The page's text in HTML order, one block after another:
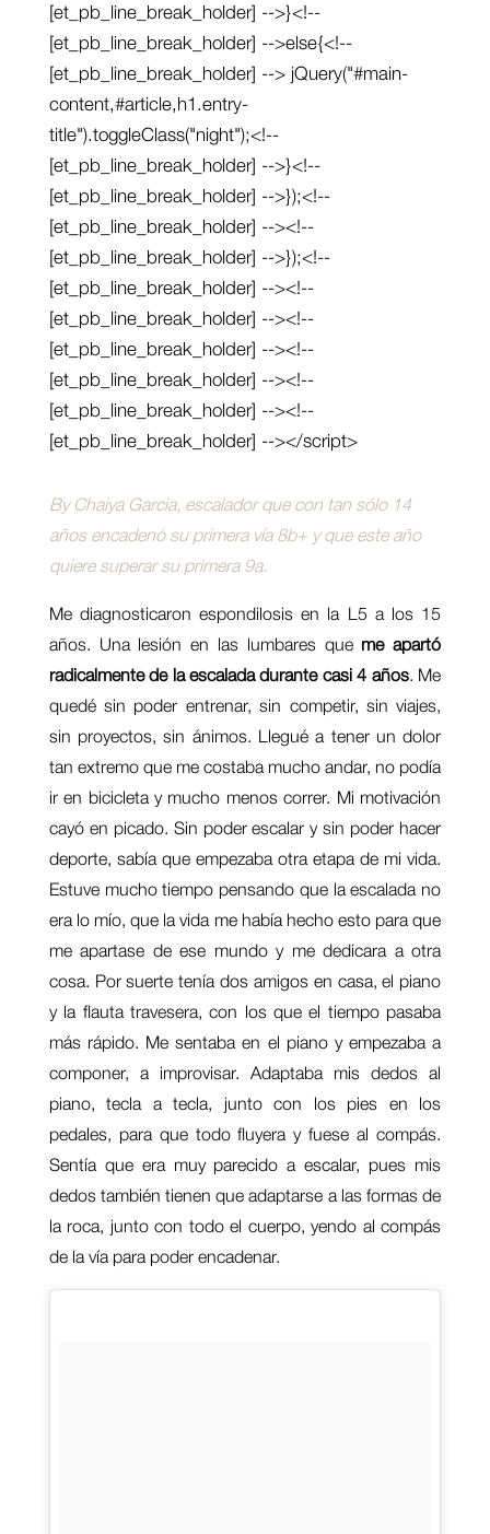
[et_pb_line_break_holder] -->}<!--
[et_pb_line_break_holder] -->else{<!--
[et_pb_line_break_holder] --> jQuery("#main-
content,#article,h1.entry-
title").toggleClass("night");<!--
[et_pb_line_break_holder] -->}<!--
[et_pb_line_break_holder] -->});<!--
[et_pb_line_break_holder] --><!--
[et_pb_line_break_holder] -->});<!--
[et_pb_line_break_holder] --><!--
[et_pb_line_break_holder] --><!--
[et_pb_line_break_holder] --><!--
[et_pb_line_break_holder] --><!--
[et_pb_line_break_holder] --><!--
[et_pb_line_break_holder] --></script>
By Chaiya Garcia, escalador que con tan sólo 14
años encadenó su primera vía 8b+ y que este año
quiere superar su primera 9a.
Me diagnosticaron espondilosis en la L5 a los 15
años. Una lesión en las lumbares que me apartó
radicalmente de la escalada durante casi 4 años. Me
quedé sin poder entrenar, sin competir, sin viajes,
sin proyectos, sin ánimos. Llegué a tener un dolor
tan extremo que me costaba mucho andar, no podía
ir en bicicleta y mucho menos correr. Mi motivación
cayó en picado. Sin poder escalar y sin poder hacer
deporte, sabía que empezaba otra etapa de mi vida.
Estuve mucho tiempo pensando que la escalada no
era lo mío, que la vida me había hecho esto para que
me apartase de ese mundo y me dedicara a otra
cosa. Por suerte tenía dos amigos en casa, el piano
y la flauta travesera, con los que el tiempo pasaba
más rápido. Me sentaba en el piano y empezaba a
componer, a improvisar. Adaptaba mis dedos al
piano, tecla a tecla, junto con los pies en los
pedales, para que todo fluyera y fuese al compás.
Sentía que era muy parecido a escalar, pues mis
dedos también tienen que adaptarse a las formas de
la roca, junto con todo el cuerpo, yendo al compás
de la vía para poder encadenar.